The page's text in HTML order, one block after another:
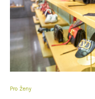
Pro Ženy